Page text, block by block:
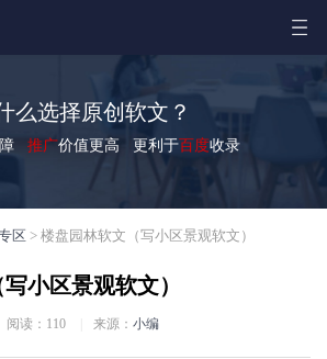
么选择原创软文？
障 推广价值更高 更利于百度收录
区 > 楼盘园林软文（写小区景观软文）
小区景观软文）
阅读： 110 来源： 小编